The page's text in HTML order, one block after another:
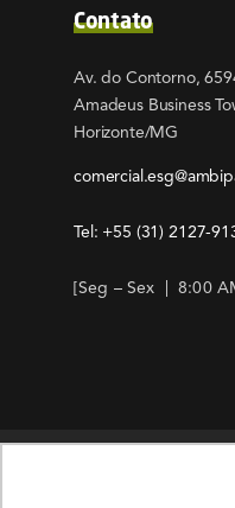
Contato
Av. do Contorno,
Amadeus Business
Horizonte/MG
Tel: +55 (31) 2127-
[Seg – Sex | 8:00